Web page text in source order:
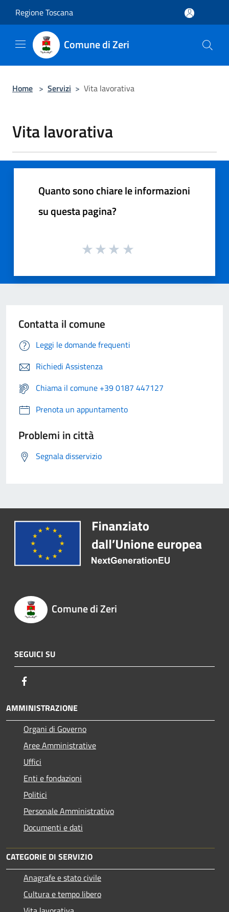
Regione Toscana
Comune di Zeri
Home > Servizi > Vita lavorativa
Vita lavorativa
Quanto sono chiare le informazioni
su questa pagina?
Contatta il comune
Leggi le domande frequenti
Richiedi Assistenza
Chiama il comune +39 0187 447127
Prenota un appuntamento
Problemi in città
Segnala disservizio
Comune di Zeri
SEGUICI SU
AMMINISTRAZIONE
Organi di Governo
Aree Amministrative
Uffici
Enti e fondazioni
Politici
Personale Amministrativo
Documenti e dati
CATEGORIE DI SERVIZIO
Anagrafe e stato civile
Cultura e tempo libero